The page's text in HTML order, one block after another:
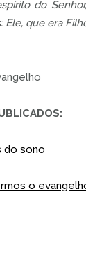
do
que era
do sono
o